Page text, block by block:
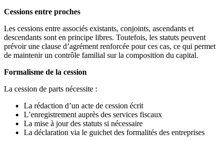
Cessions entre proches
Les cessions entre associés existants, conjoints, ascendants et
descendants sont en principe libres. Toutefois, les statuts peuvent
prévoir une clause d’agrément renforcée pour ces cas, ce qui permet
de maintenir un contrôle familial sur la composition du capital.
Formalisme de la cession
La cession de parts nécessite :
La rédaction d’un acte de cession écrit
L’enregistrement auprès des services fiscaux
La mise à jour des statuts si nécessaire
La déclaration via le guichet des formalités des entreprises